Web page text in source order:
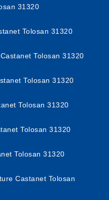
31320
Tolosan 31320
Tolosan 31320
Tolosan 31320
Tolosan 31320
Tolosan 31320
Tolosan 31320
Castanet Tolosan